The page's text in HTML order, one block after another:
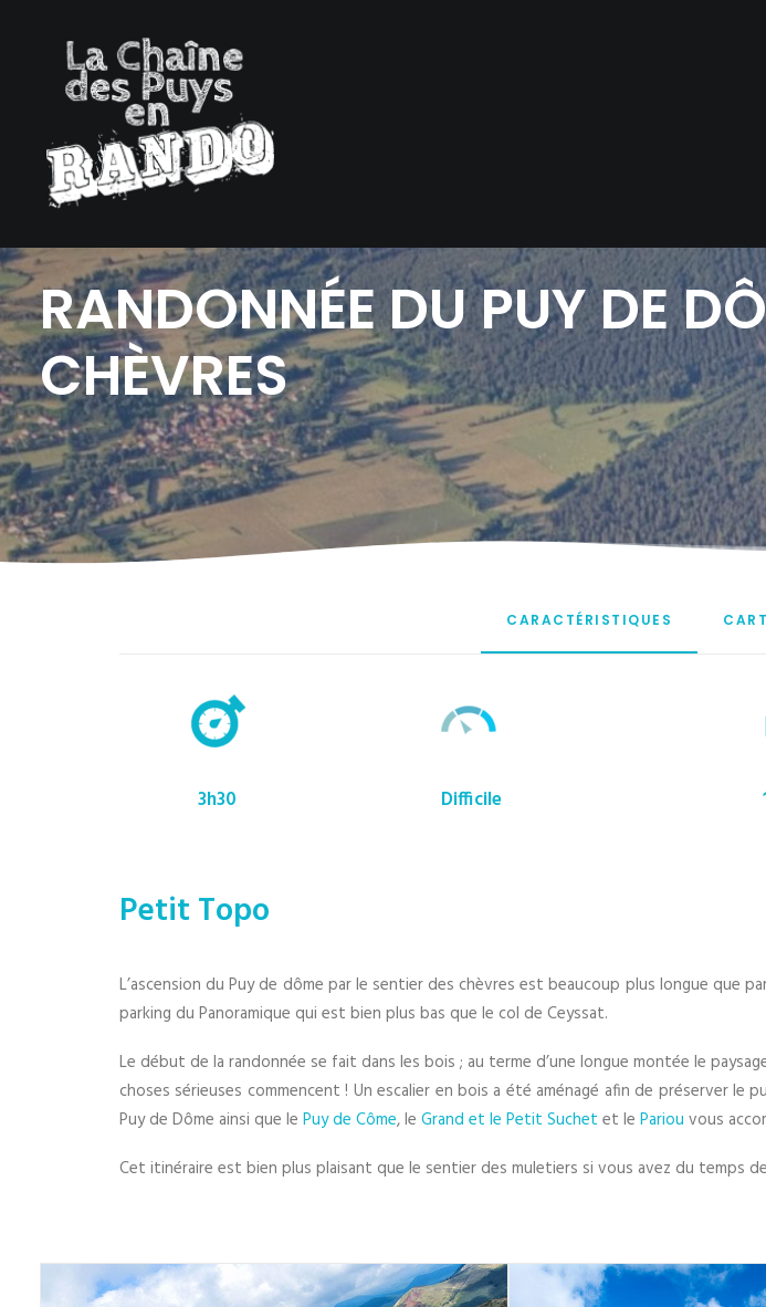
RANDONNÉE DUPUY DE
CHÈVRES
CARACTÉRISTIQUES
3h30 Difficile
Petit Topo
L’ascension du Puy de dôme par le sentier des chèvres est beaucoup plus longue que
parking du Panoramique qui est bien plus bas que le col de Ceyssat.
Le début de la randonnée se fait dans les bois ; au terme d’une longue montée le
choses sérieuses commencent ! Un escalier en bois a été aménagé afin de préserver
Puy de Dôme ainsi que le Puy de Côme, le Grand et le Petit Suchet et le Pariou vous
Cet itinéraire est bien plus plaisant que le sentier des muletiers si vous avez du temps